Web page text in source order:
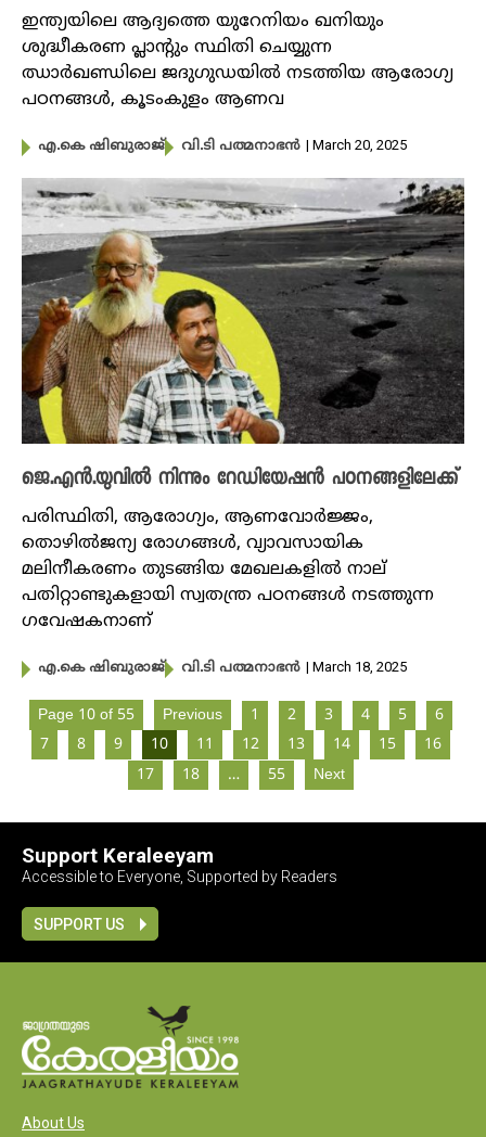
ഇന്ത്യയിലെ ആദ്യത്തെ യുറേനിയം ഖനിയും
ശുദ്ധീകരണ പ്ലാന്റും സ്ഥിതി ചെയ്യുന്ന
ഝാർഖണ്ഡിലെ ജദുഗുഡയിൽ നടത്തിയ ആരോ​ഗ്യ
പഠനങ്ങൾ, കൂടംകുളം ആണവ
എ.കെ ഷിബുരാജ് വി.ടി പത്മനാഭൻ | March 20, 2025
ജെ.എൻ.യുവിൽ നിന്നും റേഡിയേഷൻ പഠനങ്ങളിലേക്ക്
പരിസ്ഥിതി, ആരോ​ഗ്യം, ആണവോർജ്ജം,
തൊഴിൽജന്യ രോ​ഗങ്ങൾ, വ്യാവസായിക
മലിനീകരണം തുടങ്ങിയ മേഖലകളിൽ നാല്
പതിറ്റാണ്ടുകളായി സ്വതന്ത്ര ​പഠനങ്ങൾ നടത്തുന്ന ​
ഗവേഷകനാണ്
എ.കെ ഷിബുരാജ് വി.ടി പത്മനാഭൻ | March 18, 2025
Page 10 of 55 Previous 1 2 3 4 5
6
7
8 9 10 11 12 13 14 15
16
17
18 … 55 Next
Support Keraleeyam
Accessible to Everyone, Supported by Readers
SUPPORT US
About Us